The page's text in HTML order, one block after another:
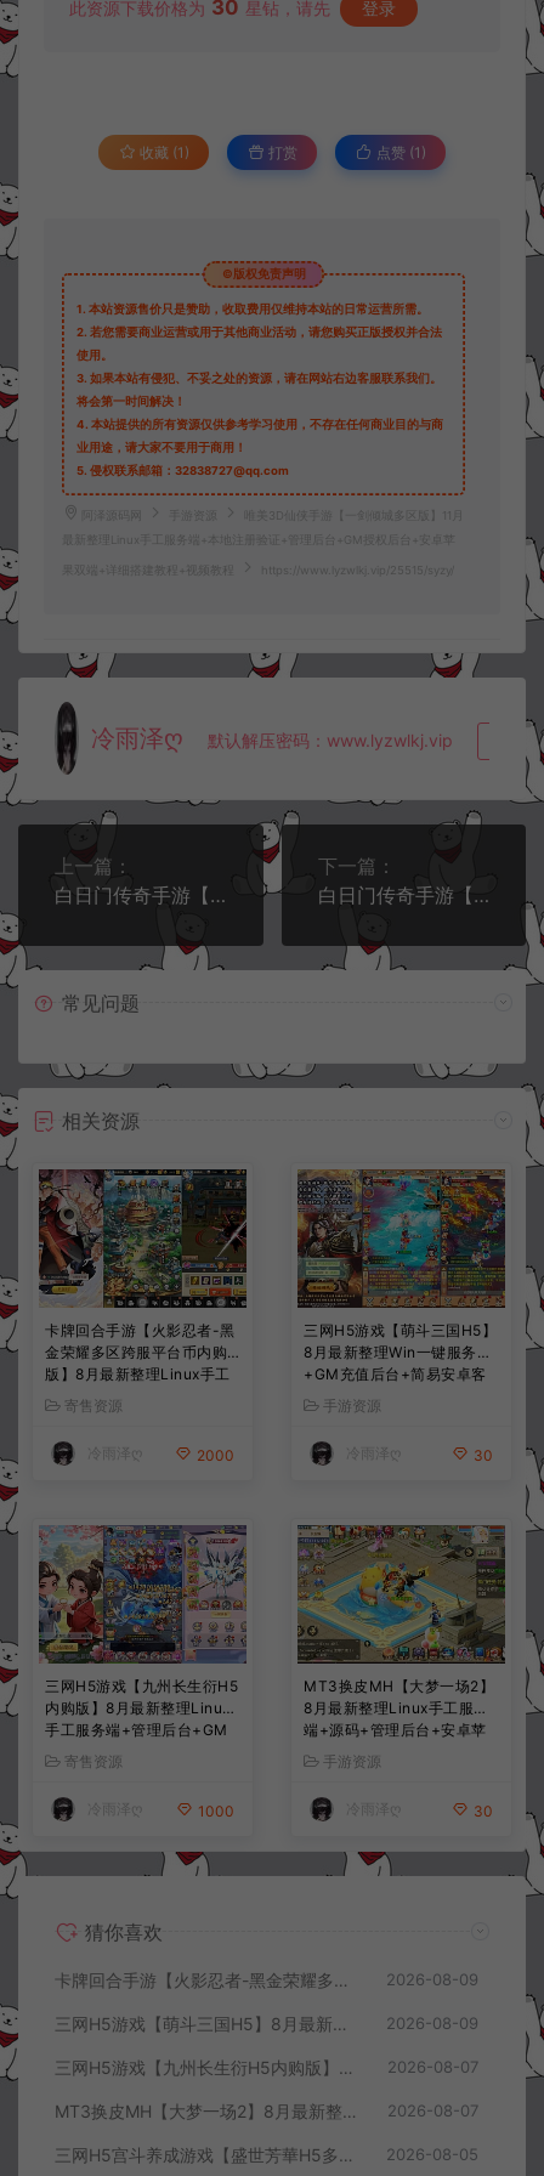
此资源下载价格为 30 星钻，请先 登录
收藏 (1) 打赏 点赞 (1 )
©版权免责声明
1. 本站资源售价只是赞助，收取费用仅维持本站的日常运营所需。
2. 若您需要商业运营或用于其他商业活动，请您购买正版授权并合法
使用。
3. 如果本站有侵犯、不妥之处的资源，请在网站右边客服联系我们。
将会第一时间解决！
4. 本站提供的所有资源仅供参考学习使用，不存在任何商业目的与商
业用途，请大家不要用于商用！
5. 侵权联系邮箱：32838727@qq.com
阿泽源码网 手游资源
唯美3D仙侠手游【一剑倾城多区版】11月
最新整理Linux手工服务端+本地注册验证+管理后台+GM授权后台+安卓苹
果双端+详细搭建教程+视频教程 https://www.lyzwlkj.vip/25515/syzy/
冷雨泽ღ 默认解压密码：www.lyzwlkj.vip 复
上一篇：
白日门传奇手游【战法双职业凛冬传奇】11月最新整理Win一键服务端+明文资源+GM后台+安卓+详细搭建教程+视频教程
下一篇：
白日门传奇手游【老道修真版单职业5.0】11月最新整理Win一键服务端+GM后台+安卓苹果双端+详细搭建教程+视频教程
常见问题
相关资源
卡牌回合手游【火影忍者-黑
金荣耀多区跨服平台币内购
版】8月最新整理Linux手工
服务端+CDK授权后台+安卓
+详细搭建教程+视频教程
寄售资源
冷雨泽ღ 2000
三网H5游戏【萌斗三国H5】
8月最新整理Win一键服务端
+GM充值后台+简易安卓客
户端+详细搭建教程+视频教
手游资源
冷雨泽ღ 30
三网H5游戏【九州长生衍H5
内购版】8月最新整理Linux
手工服务端+管理后台+GM
授权后台+简易安卓客户端
+详细搭建教程+视频教程
寄售资源
冷雨泽ღ 1000
MT3换皮MH【大梦一场2】
8月最新整理Linux手工服务
端+源码+管理后台+安卓苹
果双端+详细搭建教程+视频
教程
手游资源
冷雨泽ღ 30
猜你喜欢
卡牌回合手游【火影忍者-黑金荣耀多区跨服平台币内购版】8月最新整理Linux手工服务端+CDK授权后台+安卓+详细搭建教程+视频教程 2026-08-09
三网H5游戏【萌斗三国H5】8月最新整理Win一键服务端+GM充值后台+简易安卓客户端+详细搭建教程+视频教程 2026-08-09
三网H5游戏【九州长生衍H5内购版】8月最新整理Linux手工服务端+管理后台+GM授权后台+简易安卓客户端+详细搭建教程+视频教程 2026-08-07
MT3换皮MH【大梦一场2】8月最新整理Linux手工服务端+源码+管理后台+安卓苹果双端+详细搭建教程+视频教程 2026-08-07
三网H5宫斗养成游戏【盛世芳華H5多区跨服代金券内购优化版】8月最新整理Linux手工服务端+CDK授权后台+全资源安卓+详细搭建教程+视频教程 2026-08-05